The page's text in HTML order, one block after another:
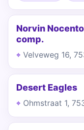
Norvin
comp.
Velveweg 16,
Desert Eagles
Ohmstraat 1,